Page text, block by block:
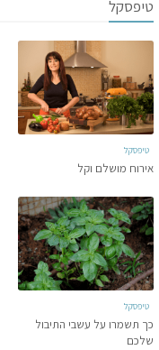
טיפסקל
טיפסקל
אירוח מושלם וקל
טיפסקל
כך תשמרו על עשבי התיבול
שלכם